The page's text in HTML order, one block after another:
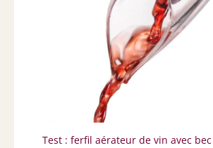
Test : ferfil aérateur de vin avec